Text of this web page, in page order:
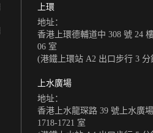
上環
地址：
香港上環德輔道中 308 號 24
06 室
(港鐵上環站 A2 出口步行 3 分
上水廣場
地址：
香港上水龍琛路 39 號上水廣
1718-1721 室